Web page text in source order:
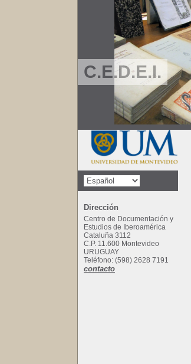
C.E.D.E.I.
Dirección
Centro de Documentación y
Estudios de Iberoamérica
Cataluña 3112
C.P. 11.600 Montevideo
URUGUAY
Teléfono: (598) 2628 7191
contacto